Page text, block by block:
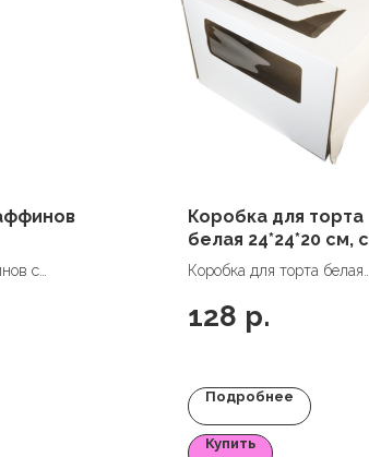
50*40
с
Коробка для торта
белая 24*24*20 см, с
ручками (окна)
Коробка для торта белая
128 р.
Подробнее
Купить